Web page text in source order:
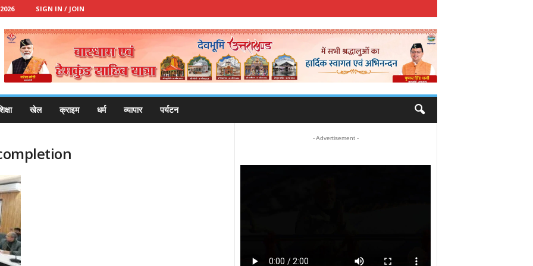
SIGN IN / JOIN
खेल क्राइम धर्म व्यापार पर्यटन
- Advertisement -